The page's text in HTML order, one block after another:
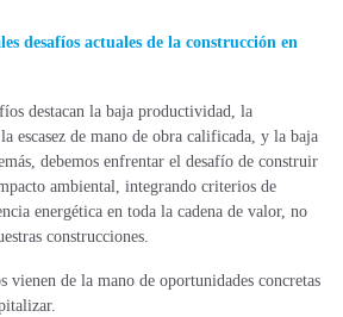
desafíos actuales de la construcción en
destacan la baja productividad, la
escasez de mano de obra calificada, y la baja
debemos enfrentar el desafío de construir
ambiental, integrando criterios de
energética en toda la cadena de valor, no
construcciones.
vienen de la mano de oportunidades concretas